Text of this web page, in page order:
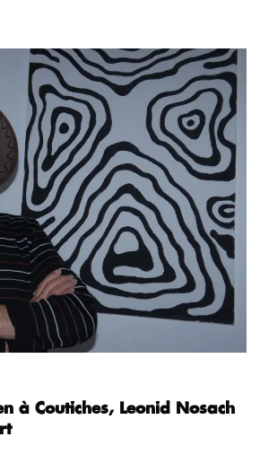
à Coutiches, Leonid Nosach